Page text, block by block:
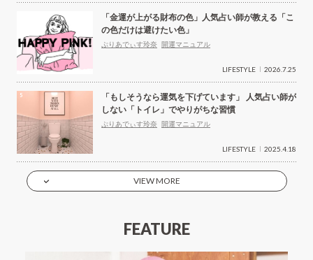
「金運が上がる財布の色」人気占い師が教える「こ
の色だけは避けたい色」
ぷりあでぃす玲奈 開運マニュアル
LIFESTYLE 2026.7.25
「もしそうなら運気を下げています」 人気占い師が
しない「トイレ」でやりがちな習慣
ぷりあでぃす玲奈 開運マニュアル
LIFESTYLE 2025.4.18
VIEW MORE
FEATURE